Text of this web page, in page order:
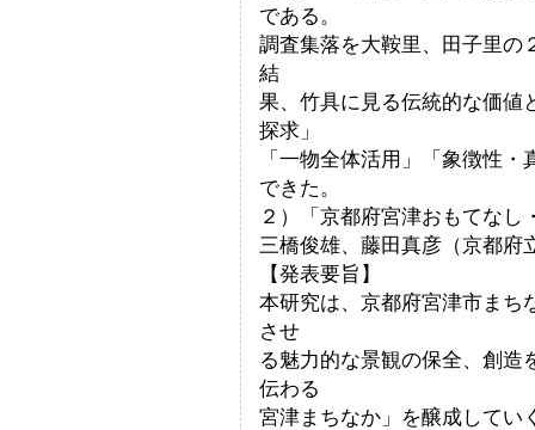
である。
調査集落を大鞍里、田子里の
結
果、竹具に見る伝統的な価値
探求」
「一物全体活用」「象徴性
できた。
２）「京都府宮津おもてなし
三橋俊雄、藤田真彦（京都府
【発表要旨】
本研究は、京都府宮津市まち
させ
る魅力的な景観の保全、創造
伝わる
宮津まちなか」を醸成してい